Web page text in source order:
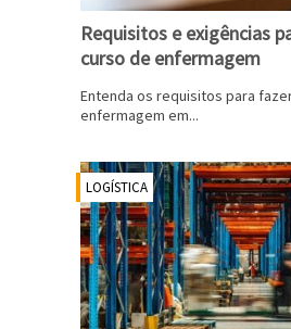
Requisitos e exigências
curso de enfermagem
Entenda os requisitos para
enfermagem em...
LOGÍSTICA